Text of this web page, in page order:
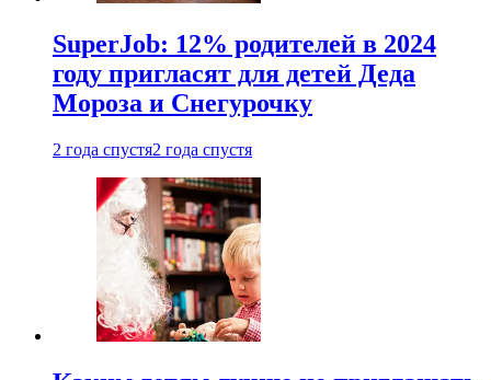
SuperJob: 12% родителей в 2024
году пригласят для детей Деда
Мороза и Снегурочку
2 года спустя2 года спустя